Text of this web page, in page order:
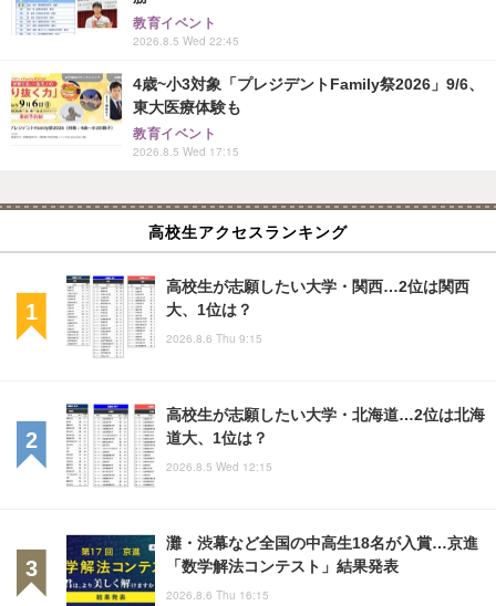
教育イベント
2026.8.5 Wed 22:45
4歳~小3対象「プレジデントFamily祭2026」9/6、
東大医療体験も
教育イベント
2026.8.5 Wed 17:15
高校生アクセスランキング
高校生が志願したい大学・関西…2位は関西
大、1位は？
2026.8.6 Thu 9:15
高校生が志願したい大学・北海道…2位は北海
道大、1位は？
2026.8.5 Wed 12:15
灘・渋幕など全国の中高生18名が入賞…京進
「数学解法コンテスト」結果発表
2026.8.6 Thu 16:15